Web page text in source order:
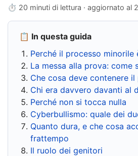
⏱ 20 minuti di lettura · aggiornato al
📋 In questa guida
Perché il processo minorile
La messa alla prova: come
Che cosa deve contenere
Chi era davvero davanti al
Perché non si tocca nulla
Cyberbullismo: quale dei
Quanto dura, e che cosa
frattempo
Il ruolo dei genitori